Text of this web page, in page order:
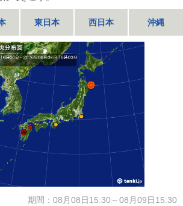
東日本 西日本 沖縄
期間：08月08日15:30～08月09日15:30